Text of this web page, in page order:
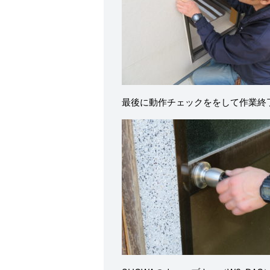
最後に動作チェックををして作業終